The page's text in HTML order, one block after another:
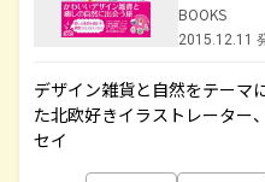
BOOKS
2015.12.11
デザイン雑貨と自然をテーマ
た北欧好きイラストレーター
セイ